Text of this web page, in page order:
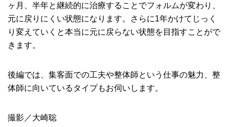
ヶ月、半年と継続的に治療することでフォルムが変わり、
元に戻りにくい状態になります。さらに1年かけてじっく
り変えていくと本当に元に戻らない状態を目指すことがで
きます。
後編では、集客面での工夫や整体師という仕事の魅力、整
体師に向いているタイプもお伺いします。
撮影／大崎聡